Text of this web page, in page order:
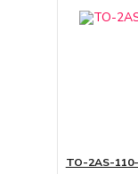
TO-2AS-